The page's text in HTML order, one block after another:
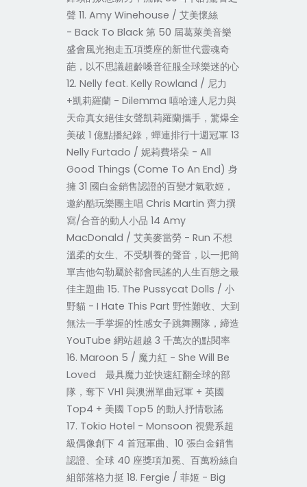
聲 11. Amy Winehouse / 艾美懷絲
- Back To Black 第 50 屆葛萊美音樂
盛會風光抱走五項獎座的新世代靈魂奇
葩，以不思議超齡嗓音征服全球樂迷的心
12. Nelly feat. Kelly Rowland / 尼力
+凱莉羅蘭 - Dilemma 嘻哈達人尼力與
天命真女絕佳女聲凱莉羅蘭攜手，驚爆全
美破 1 億點播紀錄，蟬連排行十週冠軍 13
Nelly Furtado / 妮莉費塔朵 - All
Good Things (Come To An End) 身
擁 31 國白金銷售認證的百變才氣歌姬，
邀約酷玩樂團主唱 Chris Martin 齊力撰
寫/合音的動人小品 14 Amy
MacDonald / 艾美麥當勞 - Run 不想
溫柔的女生、不受馴養的聲音，以一把簡
單吉他勾勒屬於都會民謠的人生百態之最
佳主題曲 15. The Pussycat Dolls / 小
野貓 - I Hate This Part 野性難收、大到
無法一手掌握的性感女子跳舞團隊，締造
YouTube 網站超越 3 千萬次的點閱率
16. Maroon 5 / 魔力紅 - She Will Be
Loved 最具魔力並快速紅翻全球的部
隊，奪下 VH1 與澳洲單曲冠軍 + 英國
Top4 + 美國 Top5 的動人抒情歌謠
17. Tokio Hotel - Monsoon 視覺系超
級偶像創下 4 首冠軍曲、10 張白金銷售
認證、全球 40 座獎項加冕、百萬粉絲自
組部落格力挺 18. Fergie / 菲姬 - Big